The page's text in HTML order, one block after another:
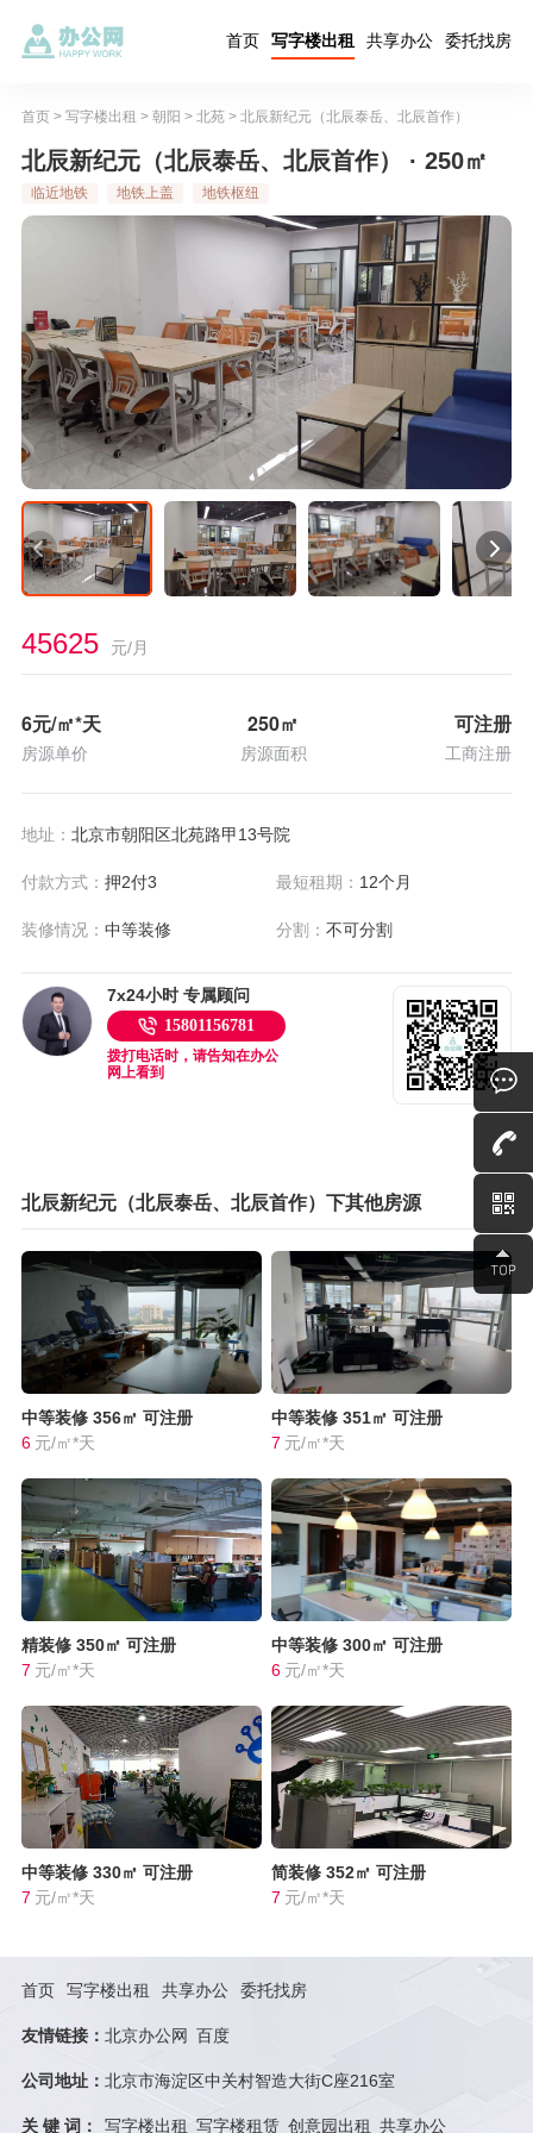
首页 写字楼出租 共享办公 委托找房
首页> 写字楼出租 > 朝阳 > 北苑> 北辰新纪元（北辰泰岳、北辰首作）
北辰新纪元（北辰泰岳、北辰首作） · 250㎡
临近地铁 地铁上盖 地铁枢纽
45625 元/月
6元/㎡*天
房源单价
250㎡
房源面积
可注册
工商注册
地址： 北京市朝阳区北苑路甲13号院
付款方式： 押2付3 最短租期： 12个月
装修情况： 中等装修 分割：不可分割
7x24小时 专属顾问
15801156781
拨打电话时，请告知在办公
网上看到
北辰新纪元（北辰泰岳、北辰首作）下其他房源
中等装修 356㎡ 可注册
6 元/㎡*天
中等装修 351㎡ 可注册
7 元/㎡*天
精装修 350㎡ 可注册
7 元/㎡*天
中等装修 300㎡ 可注册
6 元/㎡*天
中等装修 330㎡ 可注册
7 元/㎡*天
简装修 352㎡ 可注册
7 元/㎡*天
首页 写字楼出租 共享办公 委托找房
友情链接： 北京办公网 百度
公司地址： 北京市海淀区中关村智造大街C座216室
关 键 词： 写字楼出租 写字楼租赁 创意园出租 共享办公